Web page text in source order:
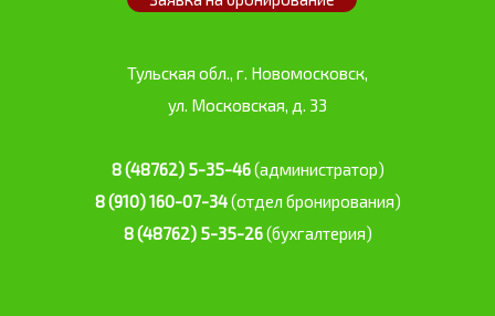
Тульская обл., г. Новомосковск,
ул. Московская, д. 33
8 (48762) 5-35-46(администратор)
8 (910) 160-07-34(отдел бронирования)
8 (48762) 5-35-26(бухгалтерия)